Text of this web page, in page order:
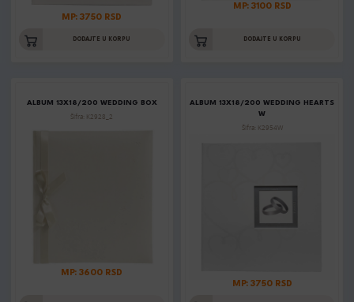
MP: 3750 RSD
DODAJTE U KORPU
MP: 3100 RSD
DODAJTE U KORPU
ALBUM 13X18/200 WEDDING BOX
Šifra: K2928_2
MP: 3600 RSD
ALBUM 13X18/200 WEDDING HEARTS
W
Šifra: K2954W
MP: 3750 RSD